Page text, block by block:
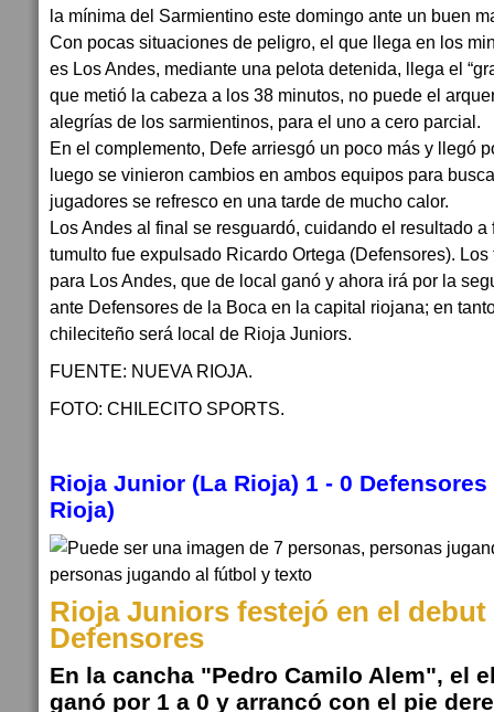
la mínima del Sarmientino este domingo ante un buen
Con pocas situaciones de peligro, el que llega en los
es Los Andes, mediante una pelota detenida, llega el
que metió la cabeza a los 38 minutos, no puede el
alegrías de los sarmientinos, para el uno a cero parcial.
En el complemento, Defe arriesgó un poco más y llegó
luego se vinieron cambios en ambos equipos para
jugadores se refresco en una tarde de mucho calor.
Los Andes al final se resguardó, cuidando el resultado a
tumulto fue expulsado Ricardo Ortega (Defensores).
para Los Andes, que de local ganó y ahora irá por la
ante Defensores de la Boca en la capital riojana; en
chileciteño será local de Rioja Juniors.
FUENTE: NUEVA RIOJA.
FOTO: CHILECITO SPORTS.
Rioja Junior (La Rioja) 1 - 0
Rioja)
Rioja Juniors festejó en el debut
Defensores
En la cancha "Pedro Camilo Alem", el
ganó por 1 a 0 y arrancó con el pie